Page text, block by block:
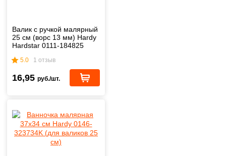
Валик с ручкой малярный
25 см (ворс 13 мм) Hardy
Hardstar 0111-184825
5.0 1 отзыв
16,95 руб./шт.